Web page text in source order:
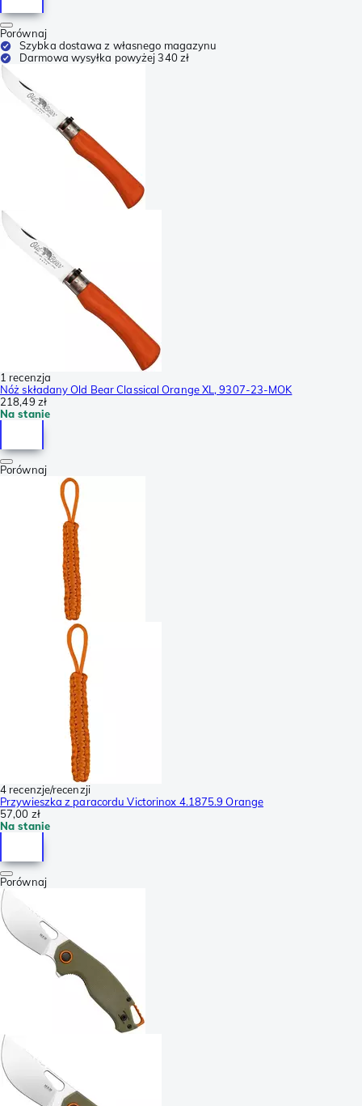
Porównaj
Szybka dostawa z własnego magazynu
Darmowa wysyłka powyżej 340 zł
1 recenzja
Nóż składany Old Bear Classical Orange XL, 9307-23-MOK
218,49 zł
Na stanie
Porównaj
4 recenzje/recenzji
Przywieszka z paracordu Victorinox 4.1875.9 Orange
57,00 zł
Na stanie
Porównaj